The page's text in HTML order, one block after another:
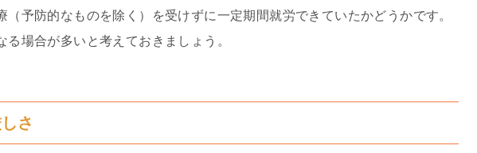
（予防的なものを除く）を受けずに一定期間就労できていたかどうかです。
場合が多いと考えておきましょう。
さ